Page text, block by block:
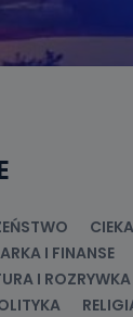
I FINANSE
I ROZRYWKA